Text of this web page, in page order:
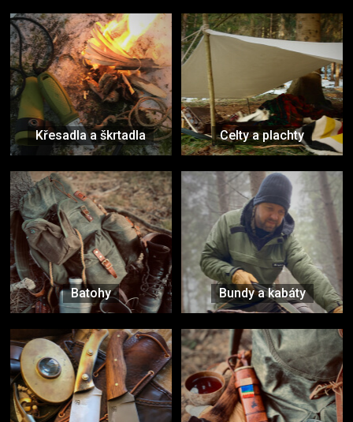
Křesadla a škrtadla Celty a plachty
Batohy Bundy a kabáty